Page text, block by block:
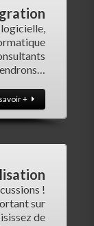
+
!
sur
de